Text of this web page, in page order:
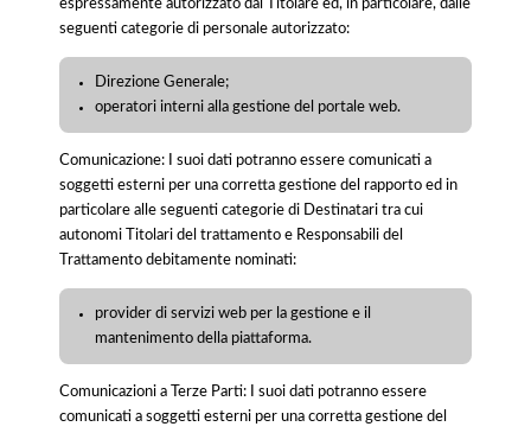
espressamente autorizzato dal Titolare ed, in particolare, dalle
seguenti categorie di personale autorizzato:
Direzione Generale;
operatori interni alla gestione del portale web.
Comunicazione: I suoi dati potranno essere comunicati a
soggetti esterni per una corretta gestione del rapporto ed in
particolare alle seguenti categorie di Destinatari tra cui
autonomi Titolari del trattamento e Responsabili del
Trattamento debitamente nominati:
provider di servizi web per la gestione e il
mantenimento della piattaforma.
Comunicazioni a Terze Parti: I suoi dati potranno essere
comunicati a soggetti esterni per una corretta gestione del